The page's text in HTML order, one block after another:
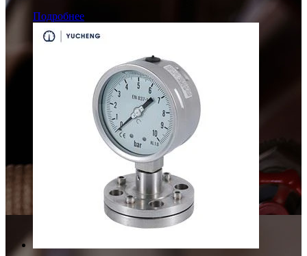
Подробнее